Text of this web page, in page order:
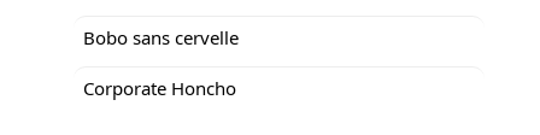
Bobo sans cervelle
Corporate Honcho